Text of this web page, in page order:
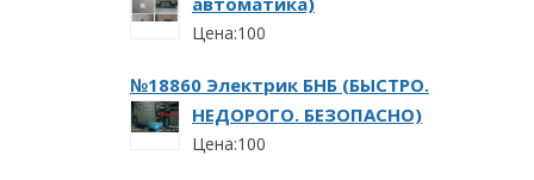
Цена:100
№18860 Электрик БНБ (БЫСТРО.
НЕДОРОГО. БЕЗОПАСНО)
Цена:100